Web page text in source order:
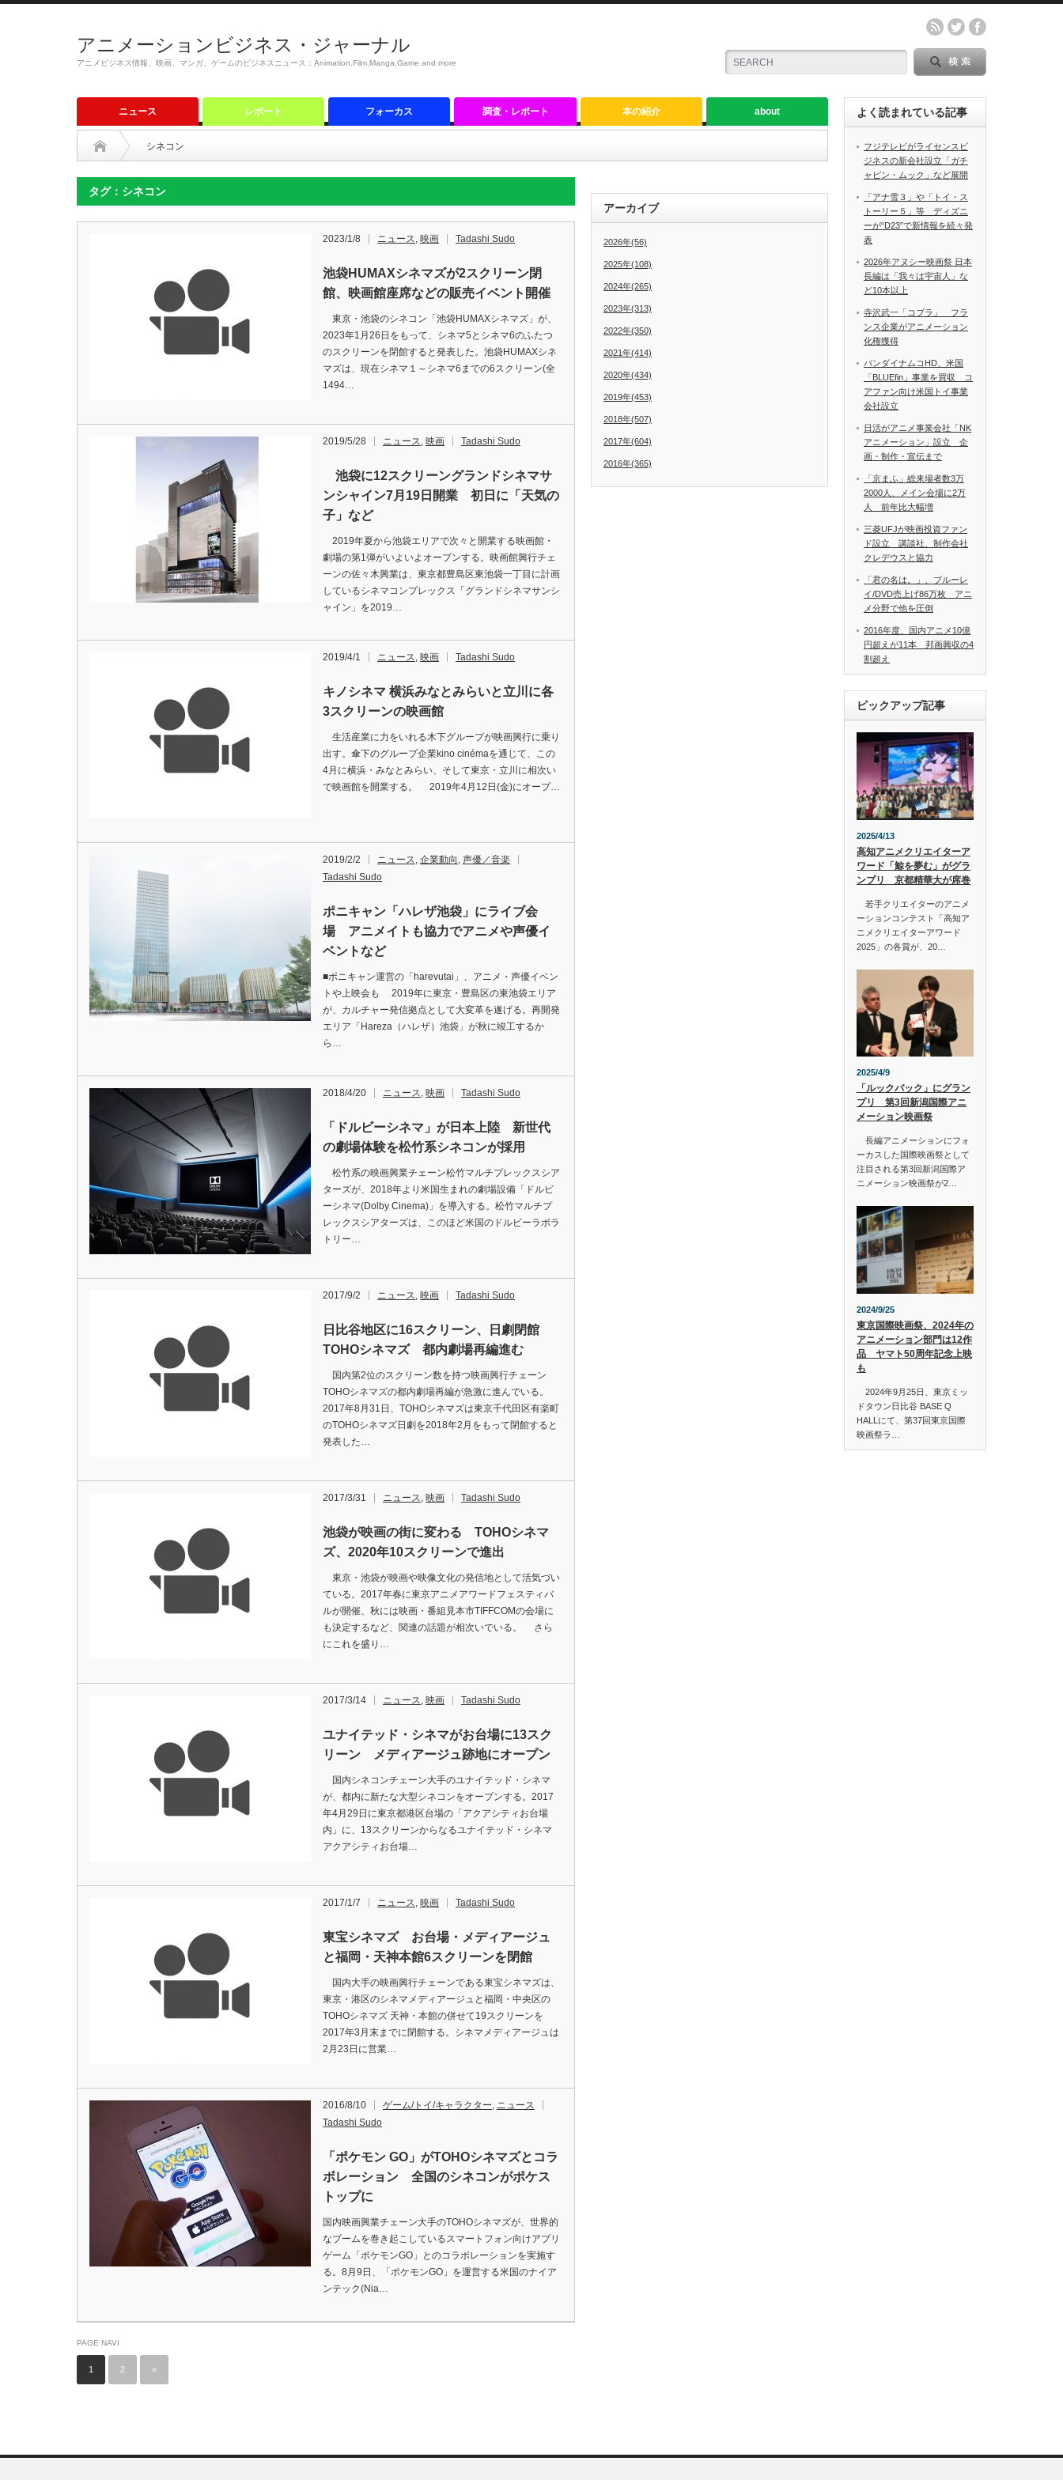
アニメーションビジネス・ジャーナル
アニメビジネス情報、映画、マンガ、ゲームのビジネスニュース：Animation,Film,Manga,Game and more
ニュース レポート フォーカス 調査・レポート 本の紹介 about
シネコン
タグ：シネコン
2023/1/8 ニュース, 映画 Tadashi Sudo
池袋HUMAXシネマズが2スクリーン閉
館、映画館座席などの販売イベント開催
東京・池袋のシネコン「池袋HUMAXシネマズ」が、
2023年1月26日をもって、シネマ5とシネマ6のふたつ
のスクリーンを閉館すると発表した。池袋HUMAXシネ
マズは、現在シネマ１～シネマ6までの6スクリーン(全
1494…
2019/5/28 ニュース, 映画 Tadashi Sudo
池袋に12スクリーングランドシネマサ
ンシャイン7月19日開業 初日に「天気の
子」など
2019年夏から池袋エリアで次々と開業する映画館・
劇場の第1弾がいよいよオープンする。映画館興行チェ
ーンの佐々木興業は、東京都豊島区東池袋一丁目に計画
しているシネマコンプレックス「グランドシネマサンシ
ャイン」を2019…
2019/4/1 ニュース, 映画 Tadashi Sudo
キノシネマ 横浜みなとみらいと立川に各
3スクリーンの映画館
生活産業に力をいれる木下グループが映画興行に乗り
出す。傘下のグループ企業kino cinémaを通じて、この
4月に横浜・みなとみらい、そして東京・立川に相次い
で映画館を開業する。 2019年4月12日(金)にオープ…
2019/2/2 ニュース, 企業動向 , 声優／音楽
Tadashi Sudo
ポニキャン「ハレザ池袋」にライブ会
場 アニメイトも協力でアニメや声優イ
ベントなど
■ポニキャン運営の「harevutai」、アニメ・声優イベン
トや上映会も 2019年に東京・豊島区の東池袋エリア
が、カルチャー発信拠点として大変革を遂げる。再開発
エリア「Hareza（ハレザ）池袋」が秋に竣工するか
ら…
2018/4/20 ニュース, 映画 Tadashi Sudo
「ドルビーシネマ」が日本上陸 新世代
の劇場体験を松竹系シネコンが採用
松竹系の映画興業チェーン松竹マルチプレックスシア
ターズが、2018年より米国生まれの劇場設備「ドルビ
ーシネマ(Dolby Cinema)」を導入する。松竹マルチプ
レックスシアターズは、このほど米国のドルビーラボラ
トリー…
2017/9/2 ニュース, 映画 Tadashi Sudo
日比谷地区に16スクリーン、日劇閉館
TOHOシネマズ 都内劇場再編進む
国内第2位のスクリーン数を持つ映画興行チェーン
TOHOシネマズの都内劇場再編が急激に進んでいる。
2017年8月31日、TOHOシネマズは東京千代田区有楽町
のTOHOシネマズ日劇を2018年2月をもって閉館すると
発表した…
2017/3/31 ニュース, 映画 Tadashi Sudo
池袋が映画の街に変わる TOHOシネマ
ズ、2020年10スクリーンで進出
東京・池袋が映画や映像文化の発信地として活気づい
ている。2017年春に東京アニメアワードフェスティバ
ルが開催、秋には映画・番組見本市TIFFCOMの会場に
も決定するなど、関連の話題が相次いでいる。 さら
にこれを盛り…
2017/3/14 ニュース, 映画 Tadashi Sudo
ユナイテッド・シネマがお台場に13スク
リーン メディアージュ跡地にオープン
国内シネコンチェーン大手のユナイテッド・シネマ
が、都内に新たな大型シネコンをオープンする。2017
年4月29日に東京都港区台場の「アクアシティお台場
内」に、13スクリーンからなるユナイテッド・シネマ
アクアシティお台場…
2017/1/7 ニュース, 映画 Tadashi Sudo
東宝シネマズ お台場・メディアージュ
と福岡・天神本館6スクリーンを閉館
国内大手の映画興行チェーンである東宝シネマズは、
東京・港区のシネマメディアージュと福岡・中央区の
TOHOシネマズ 天神・本館の併せて19スクリーンを
2017年3月末までに閉館する。シネマメディアージュは
2月23日に営業…
2016/8/10 ゲーム/トイ/キャラクター, ニュース
Tadashi Sudo
「ポケモン GO」がTOHOシネマズとコラ
ボレーション 全国のシネコンがポケス
トップに
国内映画興業チェーン大手のTOHOシネマズが、世界的
なブームを巻き起こしているスマートフォン向けアプリ
ゲーム「ポケモンGO」とのコラボレーションを実施す
る。8月9日、「ポケモンGO」を運営する米国のナイア
ンテック(Nia…
PAGE NAVI
1 2 »
アーカイブ
2026年(56)
2025年(108)
2024年(265)
2023年(313)
2022年(350)
2021年(414)
2020年(434)
2019年(453)
2018年(507)
2017年(604)
2016年(365)
よく読まれている記事
フジテレビがライセンスビ
ジネスの新会社設立「ガチ
ャピン・ムック」など展開
「アナ雪３」や「トイ・ス
トーリー５」等 ディズニ
ーが“D23”で新情報を続々発
表
2026年アヌシー映画祭 日本
長編は「我々は宇宙人」な
ど10本以上
寺沢武一「コブラ」 フラ
ンス企業がアニメーション
化権獲得
バンダイナムコHD、米国
「BLUEfin」事業を買収 コ
アファン向け米国トイ事業
会社設立
日活がアニメ事業会社「NK
アニメーション」設立 企
画・制作・宣伝まで
「京まふ」総来場者数3万
2000人、メイン会場に2万
人 前年比大幅増
三菱UFJが映画投資ファン
ド設立 講談社、制作会社
クレデウスと協力
「君の名は。」、ブルーレ
イ/DVD売上げ86万枚 アニ
メ分野で他を圧倒
2016年度、国内アニメ10億
円超えが11本 邦画興収の4
割超え
ピックアップ記事
2025/4/13
高知アニメクリエイターア
ワード「鯨を夢む」がグラ
ンプリ 京都精華大が席巻
若手クリエイターのアニメ
ーションコンテスト「高知ア
ニメクリエイターアワード
2025」の各賞が、20…
2025/4/9
「ルックバック」にグラン
プリ 第3回新潟国際アニ
メーション映画祭
長編アニメーションにフォ
ーカスした国際映画祭として
注目される第3回新潟国際ア
ニメーション映画祭が2…
2024/9/25
東京国際映画祭、2024年の
アニメーション部門は12作
品 ヤマト50周年記念上映
も
2024年9月25日、東京ミッ
ドタウン日比谷 BASE Q
HALLにて、第37回東京国際
映画祭ラ…